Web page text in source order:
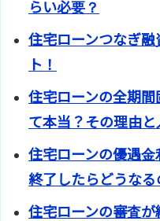
らい必要？
住宅ローンつなぎ
ト！
住宅ローンの全期
て本当？その理由
住宅ローンの優遇
終了したらどうなる
住宅ローンの審査